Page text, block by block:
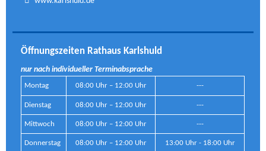
Öffnungszeiten Rathaus Karlshuld
nur nach individueller Terminabsprache
Montag 08:00 Uhr – 12:00 Uhr ---
Dienstag 08:00 Uhr – 12:00 Uhr ---
Mittwoch 08:00 Uhr – 12:00 Uhr ---
Donnerstag 08:00 Uhr – 12:00 Uhr 13:00 Uhr - 18:00 Uhr